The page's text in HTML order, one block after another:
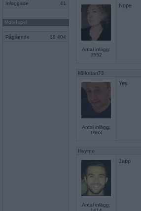
Inloggade 41
Mobilspel
Pågående 18 404
Antal inlägg:
3552
Nope
Milkman73
Antal inlägg:
1663
Yes
Haymo
Antal inlägg:
Japp